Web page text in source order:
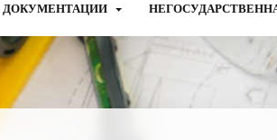
ДОКУМЕНТАЦИИ